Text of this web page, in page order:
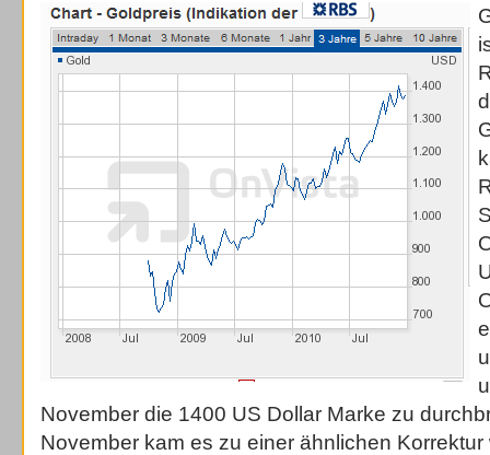
November die 1400 US Dollar Marke zu
November kam es zu einer ähnlichen Korrektur